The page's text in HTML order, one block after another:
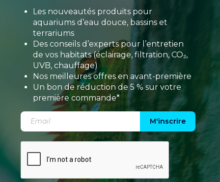
Les nouveautés produits pour
aquariums d’eau douce, bassins et
terrariums
Des conseils d’experts pour l’entretien
de vos habitats (éclairage, filtration, CO₂,
UVB, chauffage)
Nos meilleures offres en avant-première
Un bon de réduction de 5 % sur votre
première commande*
M'inscrire